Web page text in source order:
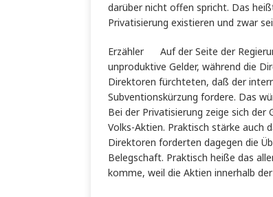
darüber nicht offen spricht. Das
Privatisierung existieren und zwar
Erzähler Auf der Seite der
unproduktive Gelder, während die
Direktoren fürchteten, daß der
Subventionskürzung fordere. Das
Bei der Privatisierung zeige sich
Volks-Aktien. Praktisch stärke auch
Direktoren forderten dagegen die
Belegschaft. Praktisch heiße das
komme, weil die Aktien innerhalb